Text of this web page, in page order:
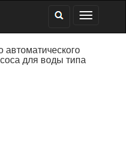
автоматического
для воды типа